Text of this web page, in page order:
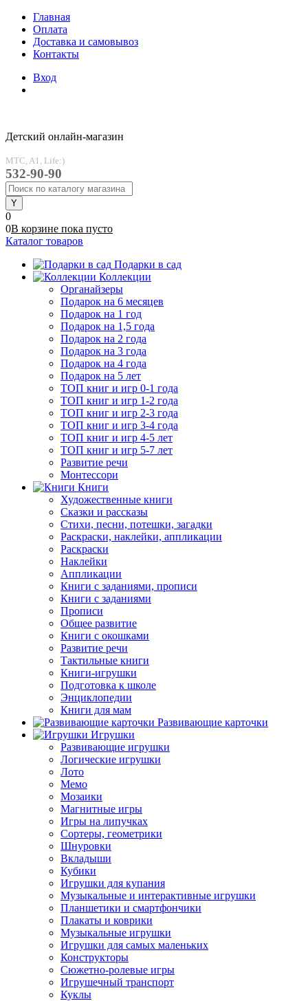
Главная
Оплата
Доставка и самовывоз
Контакты
Вход
Детский онлайн-магазин
MTC, A1, Life:)
532-90-90
0
0В корзине пока пусто
Каталог товаров
Подарки в сад
Коллекции
Органайзеры
Подарок на 6 месяцев
Подарок на 1 год
Подарок на 1,5 года
Подарок на 2 года
Подарок на 3 года
Подарок на 4 года
Подарок на 5 лет
ТОП книг и игр 0-1 года
ТОП книг и игр 1-2 года
ТОП книг и игр 2-3 года
ТОП книг и игр 3-4 года
ТОП книг и игр 4-5 лет
ТОП книг и игр 5-7 лет
Развитие речи
Монтессори
Книги
Художественные книги
Сказки и рассказы
Стихи, песни, потешки, загадки
Раскраски, наклейки, аппликации
Раскраски
Наклейки
Аппликации
Книги с заданиями, прописи
Книги с заданиями
Прописи
Общее развитие
Книги с окошками
Развитие речи
Тактильные книги
Книги-игрушки
Подготовка к школе
Энциклопедии
Книги для мам
Развивающие карточки
Игрушки
Развивающие игрушки
Логические игрушки
Лото
Мемо
Мозаики
Магнитные игры
Игры на липучках
Сортеры, геометрики
Шнуровки
Вкладыши
Кубики
Игрушки для купания
Музыкальные и интерактивные игрушки
Планшетики и смартфончики
Плакаты и коврики
Музыкальные игрушки
Игрушки для самых маленьких
Конструкторы
Сюжетно-ролевые игры
Игрушечный транспорт
Куклы